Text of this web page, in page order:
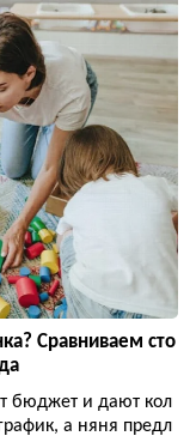
Сравниваем сто
бюджет и дают кол
а няня предл